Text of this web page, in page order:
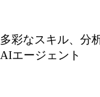
多彩なスキル、分
AIエージェント